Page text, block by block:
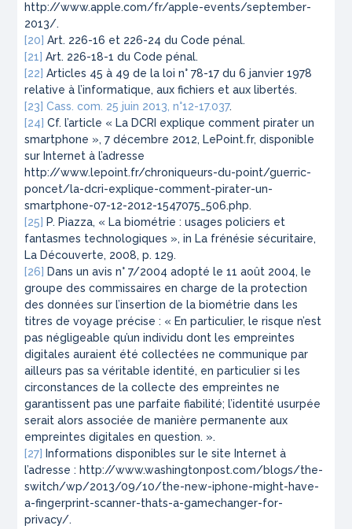
http://www.apple.com/fr/apple-events/september-
2013/.
[20] Art. 226-16 et 226-24 du Code pénal.
[21] Art. 226-18-1 du Code pénal.
[22] Articles 45 à 49 de la loi n° 78-17 du 6 janvier 1978
relative à l’informatique, aux fichiers et aux libertés.
[23] Cass. com. 25 juin 2013, n°12-17.037.
[24] Cf. l’article « La DCRI explique comment pirater un
smartphone », 7 décembre 2012, LePoint.fr, disponible
sur Internet à l’adresse
http://www.lepoint.fr/chroniqueurs-du-point/guerric-
poncet/la-dcri-explique-comment-pirater-un-
smartphone-07-12-2012-1547075_506.php.
[25] P. Piazza, « La biométrie : usages policiers et
fantasmes technologiques », in La frénésie sécuritaire,
La Découverte, 2008, p. 129.
[26] Dans un avis n° 7/2004 adopté le 11 août 2004, le
groupe des commissaires en charge de la protection
des données sur l’insertion de la biométrie dans les
titres de voyage précise : « En particulier, le risque n’est
pas négligeable qu’un individu dont les empreintes
digitales auraient été collectées ne communique par
ailleurs pas sa véritable identité, en particulier si les
circonstances de la collecte des empreintes ne
garantissent pas une parfaite fiabilité; l’identité usurpée
serait alors associée de manière permanente aux
empreintes digitales en question. ».
[27] Informations disponibles sur le site Internet à
l’adresse : http://www.washingtonpost.com/blogs/the-
switch/wp/2013/09/10/the-new-iphone-might-have-
a-fingerprint-scanner-thats-a-gamechanger-for-
privacy/.